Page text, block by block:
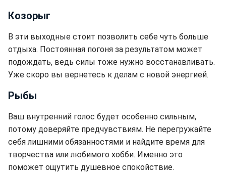
Козорыг
В эти выходные стоит позволить себе чуть больше
отдыха. Постоянная погоня за результатом может
подождать, ведь силы тоже нужно восстанавливать.
Уже скоро вы вернетесь к делам с новой энергией.
Рыбы
Ваш внутренний голос будет особенно сильным,
потому доверяйте предчувствиям. Не перегружайте
себя лишними обязанностями и найдите время для
творчества или любимого хобби. Именно это
поможет ощутить душевное спокойствие.